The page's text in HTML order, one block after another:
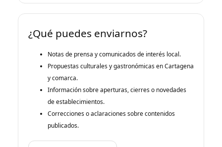
¿Qué puedes enviarnos?
Notas de prensa y comunicados de interés local.
Propuestas culturales y gastronómicas en Cartagena
y comarca.
Información sobre aperturas, cierres o novedades
de establecimientos.
Correcciones o aclaraciones sobre contenidos
publicados.